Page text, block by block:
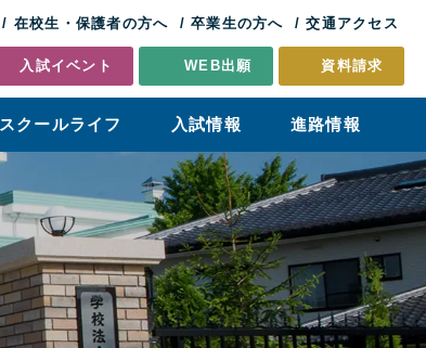
在校生・保護者の方へ 卒業生の方へ 交通アクセス
入試イベント WEB出願 資料請求
スクールライフ 入試情報 進路情報